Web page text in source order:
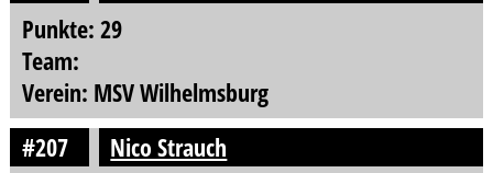
Punkte: 29
Team:
Verein: MSV Wilhelmsburg
#207
Nico Strauch